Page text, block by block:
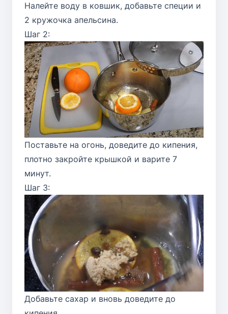
Налейте воду в ковшик, добавьте специи и
2 кружочка апельсина.
Шаг 2:
Поставьте на огонь, доведите до кипения,
плотно закройте крышкой и варите 7
минут.
Шаг 3:
Добавьте сахар и вновь доведите до